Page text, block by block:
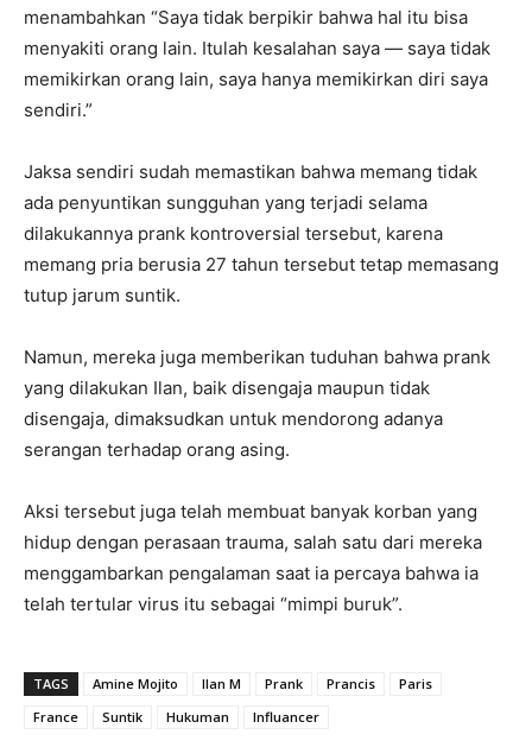
menambahkan “Saya tidak berpikir bahwa hal itu bisa
menyakiti orang lain. Itulah kesalahan saya — saya tidak
memikirkan orang lain, saya hanya memikirkan diri saya
sendiri.”
Jaksa sendiri sudah memastikan bahwa memang tidak
ada penyuntikan sungguhan yang terjadi selama
dilakukannya prank kontroversial tersebut, karena
memang pria berusia 27 tahun tersebut tetap memasang
tutup jarum suntik.
Namun, mereka juga memberikan tuduhan bahwa prank
yang dilakukan Ilan, baik disengaja maupun tidak
disengaja, dimaksudkan untuk mendorong adanya
serangan terhadap orang asing.
Aksi tersebut juga telah membuat banyak korban yang
hidup dengan perasaan trauma, salah satu dari mereka
menggambarkan pengalaman saat ia percaya bahwa ia
telah tertular virus itu sebagai “mimpi buruk”.
TAGS Amine Mojito Ilan M Prank Prancis
Paris
France
Suntik Hukuman Influancer